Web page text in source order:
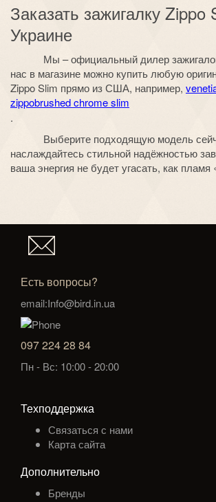
Заказать зажигалку Zippo
Украине
Мы – официальный дилер
нас в магазине можно купить любую
Zippo Slim прямо из США, например,
zippobrushed chrome slim
.
Выберите подходящую модель
наслаждайтесь стильной надёжностью
ваша энергия не будет угасать, как пламя
Есть вопросы?
email:Info@bird.in.ua
097 224 28 84
Пн - Вс: 10:00 - 20:00
Техподдержка
Связаться с нами
Карта сайта
Дополнительно
Бренды